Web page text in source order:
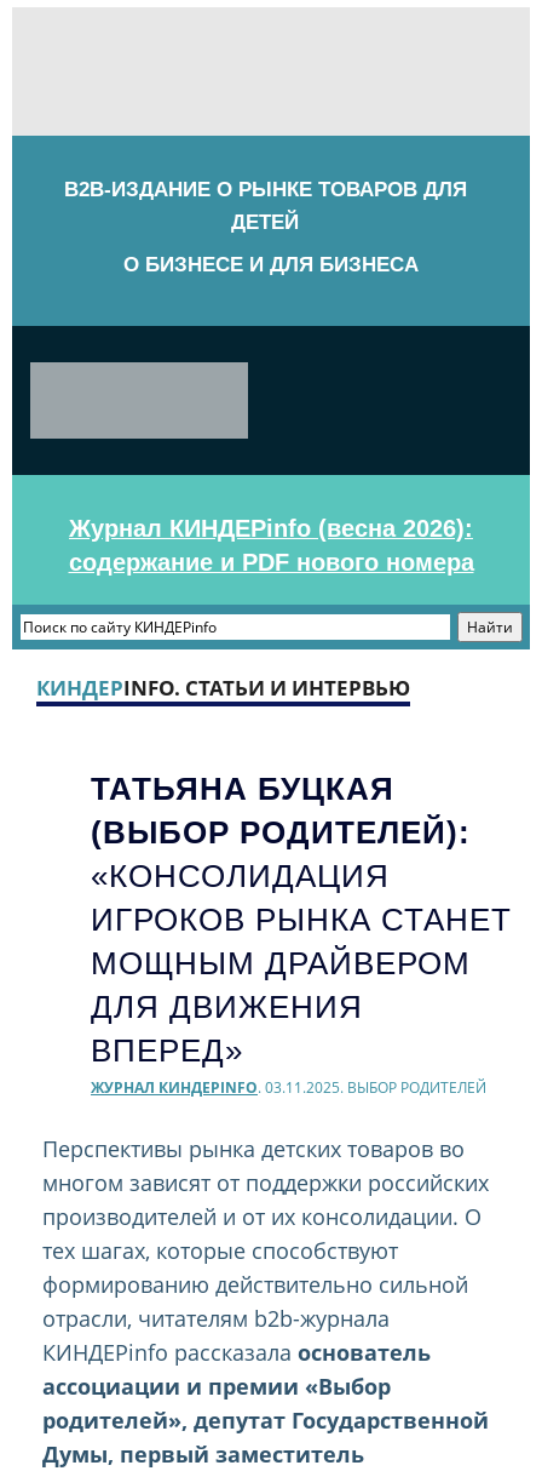
B2B-ИЗДАНИЕ О РЫНКЕ ТОВАРОВ ДЛЯ
ДЕТЕЙ
О БИЗНЕСЕ И ДЛЯ БИЗНЕСА
Журнал КИНДЕРinfo (весна 2026):
содержание и PDF нового номера
КИНДЕРINFO. СТАТЬИ И ИНТЕРВЬЮ
ТАТЬЯНА БУЦКАЯ
(ВЫБОР РОДИТЕЛЕЙ):
«КОНСОЛИДАЦИЯ
ИГРОКОВ РЫНКА СТАНЕТ
МОЩНЫМ ДРАЙВЕРОМ
ДЛЯ ДВИЖЕНИЯ
ВПЕРЕД»
ЖУРНАЛ КИНДЕРINFO. 03.11.2025. ВЫБОР РОДИТЕЛЕЙ
Перспективы рынка детских товаров во
многом зависят от поддержки российских
производителей и от их консолидации. О
тех шагах, которые способствуют
формированию действительно сильной
отрасли, читателям b2b-журнала
КИНДЕРinfo рассказала основатель
ассоциации и премии «Выбор
родителей», депутат Государственной
Думы, первый заместитель